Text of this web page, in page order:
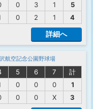
0 3 1
5
0 2 1 4
詳細へ
航空記念公園野球場
5 6 7
計
0 0 0
1
0 0 X 3